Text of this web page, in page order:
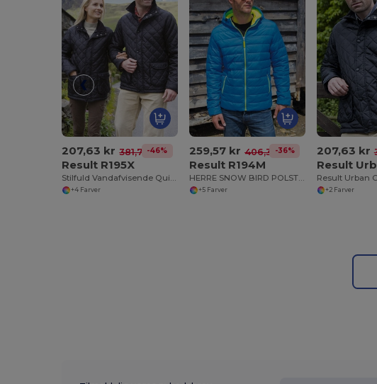
207,63 kr 381,79 kr
-46%
Result R195X
Stilfuld Vandafvisende Quiltet Jakke med Corduroy Krave
+4 Farver
259,57 kr 406,38 kr
-36%
Result R194M
HERRE SNOW BIRD POLSTRET JAKKE
+5 Farver
207,63 kr
Result
+2 Farver